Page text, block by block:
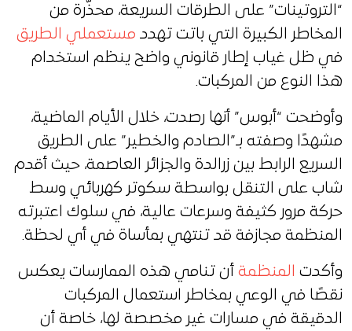
“التروتينات” على الطرقات السريعة، محذّرة من
المخاطر الكبيرة التي باتت تهدد مستعملي الطريق
في ظل غياب إطار قانوني واضح ينظم استخدام
هذا النوع من المركبات.
وأوضحت “أبوس” أنها رصدت، خلال الأيام الماضية،
مشهدًا وصفته بـ”الصادم والخطير” على الطريق
السريع الرابط بين زرالدة والجزائر العاصمة، حيث أقدم
شاب على التنقل بواسطة سكوتر كهربائي وسط
حركة مرور كثيفة وسرعات عالية، في سلوك اعتبرته
المنظمة مجازفة قد تنتهي بمأساة في أي لحظة.
وأكدت المنظمة أن تنامي هذه الممارسات يعكس
نقصًا في الوعي بمخاطر استعمال المركبات
الدقيقة في مسارات غير مخصصة لها، خاصة أن